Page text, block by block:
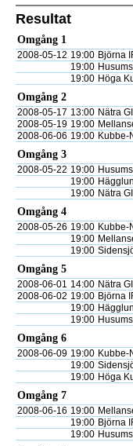
Resultat
Omgång 1
2008-05-12 19:00 Björna
19:00
19:00 Höga
Omgång 2
2008-05-17 13:00 Nätra
2008-05-19 19:00
2008-06-06 19:00 Kubbe-
Omgång 3
2008-05-22 19:00
19:00
19:00 Nätra
Omgång 4
2008-05-26 19:00 Kubbe-
19:00
19:00
Omgång 5
2008-06-01 14:00 Nätra
2008-06-02 19:00 Björna
19:00
19:00
Omgång 6
2008-06-09 19:00 Kubbe-
19:00
19:00 Höga
Omgång 7
2008-06-16 19:00
19:00 Björna
19:00